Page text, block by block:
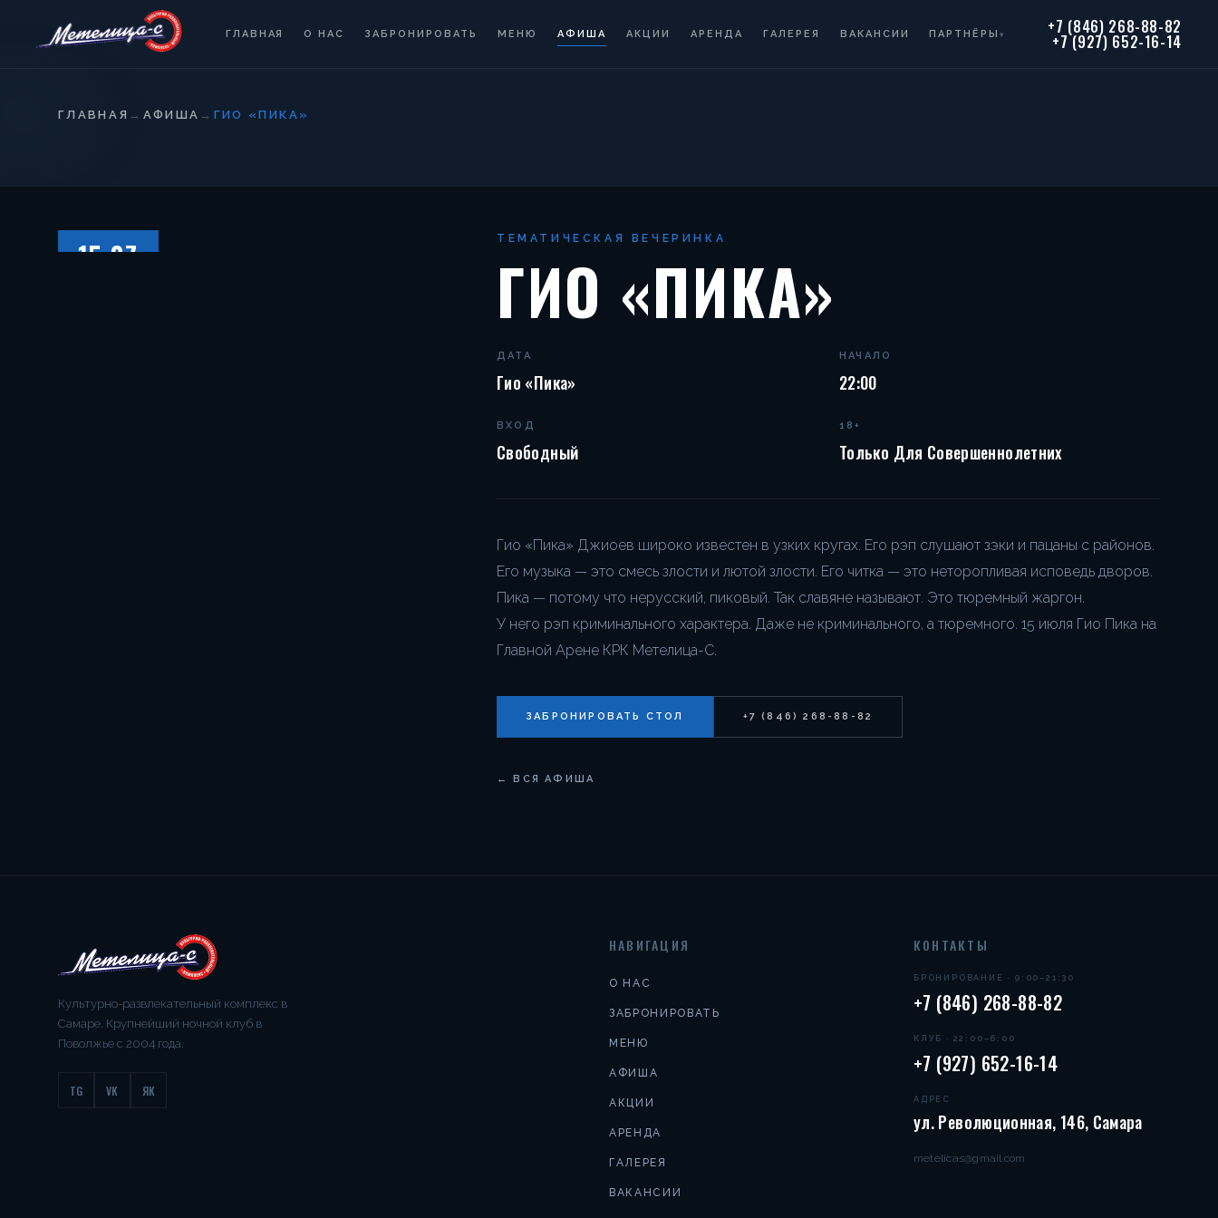
ГЛАВНАЯ О НАС ЗАБРОНИРОВАТЬ МЕНЮ АФИША АКЦИИ АРЕНДА ГАЛЕРЕЯ ВАКАНСИИ ПАРТНЁРЫ▾ +7 (846) 268-88-82
+7 (927) 652-16-14
ГЛАВНАЯ → АФИША → ГИО «ПИКА»
15.07 ТЕМАТИЧЕСКАЯ ВЕЧЕРИНКА
ГИО «ПИКА»
ДАТА
Гио «Пика»
НАЧАЛО
22:00
ВХОД
Свободный
18+
Только Для Совершеннолетних
Гио «Пика» Джиоев широко известен в узких кругах. Его рэп слушают зэки и пацаны с районов.
Его музыка — это смесь злости и лютой злости. Его читка — это неторопливая исповедь дворов.
Пика — потому что нерусский, пиковый. Так славяне называют. Это тюремный жаргон.
У него рэп криминального характера. Даже не криминального, а тюремного. 15 июля Гио Пика на
Главной Арене КРК Метелица-С.
ЗАБРОНИРОВАТЬ СТОЛ +7 (846) 268-88-82
← ВСЯ АФИША
Культурно-развлекательный комплекс в
Самаре. Крупнейший ночной клуб в
Поволжье с 2004 года.
TG VK ЯК
НАВИГАЦИЯ
О НАС
ЗАБРОНИРОВАТЬ
МЕНЮ
АФИША
АКЦИИ
АРЕНДА
ГАЛЕРЕЯ
ВАКАНСИИ
КОНТАКТЫ
БРОНИРОВАНИЕ · 9:00–21:30
+7 (846) 268-88-82
КЛУБ · 22:00–6:00
+7 (927) 652-16-14
АДРЕС
ул. Революционная, 146, Самара
metelicas@gmail.com